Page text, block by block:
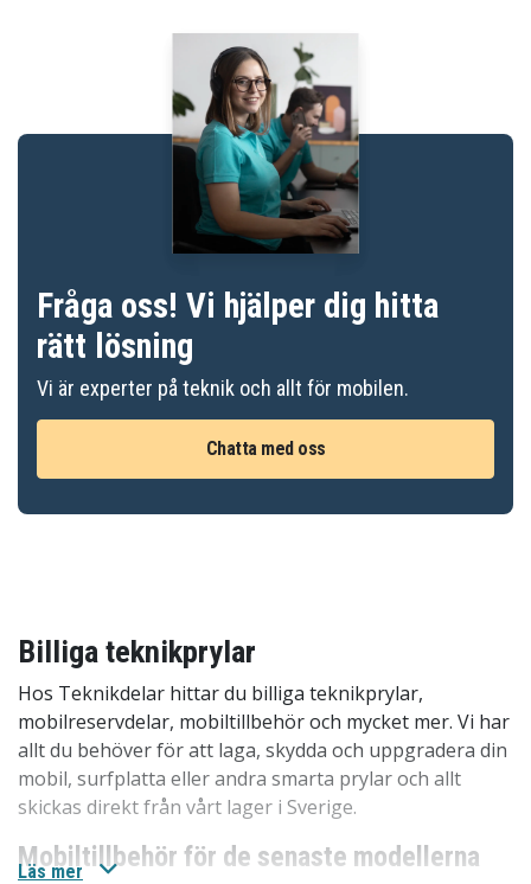
Fråga oss! Vi hjälper dig hitta
rätt lösning
Vi är experter på teknik och allt för mobilen.
Chatta med oss
Billiga teknikprylar
Hos Teknikdelar hittar du billiga teknikprylar,
mobilreservdelar, mobiltillbehör och mycket mer. Vi har
allt du behöver för att laga, skydda och uppgradera din
mobil, surfplatta eller andra smarta prylar och allt
skickas direkt från vårt lager i Sverige.
Mobiltillbehör för de senaste modellerna
Läs mer